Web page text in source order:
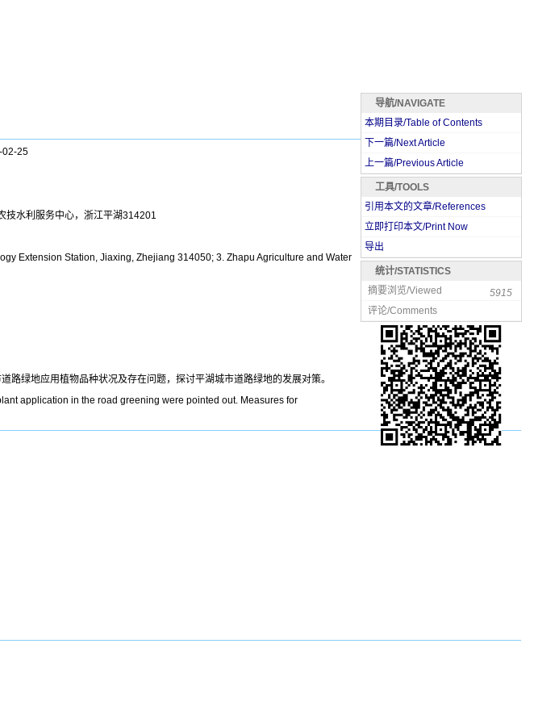
02-25
技水利服务中心，浙江平湖314201
Extension Station, Jiaxing, Zhejiang 314050; 3. Zhapu Agriculture and Water
绿地应用植物品种状况及存在问题，探讨平湖城市道路绿地的发展对策。
application in the road greening were pointed out. Measures for
导航/NAVIGATE
本期目录/Table of Contents
下一篇/Next Article
上一篇/Previous Article
工具/TOOLS
引用本文的文章/References
立即打印本文/Print Now
导出
统计/STATISTICS
摘要浏览/Viewed
5915
评论/Comments